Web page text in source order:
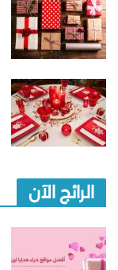
الرائج الآن